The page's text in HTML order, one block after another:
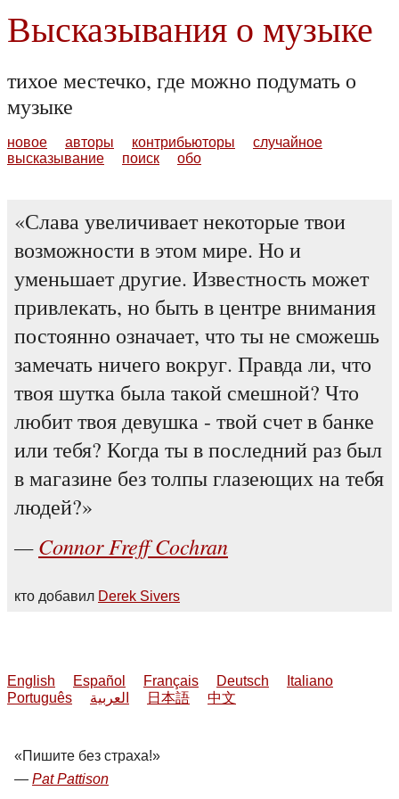
Высказывания о музыке
тихое местечко, где можно подумать о
музыке
новое авторы контрибьюторы
случайное
высказывание
поиск обо
Слава увеличивает некоторые твои
возможности в этом мире. Но и
уменьшает другие. Известность может
привлекать, но быть в центре внимания
постоянно означает, что ты не сможешь
замечать ничего вокруг. Правда ли, что
твоя шутка была такой смешной? Что
любит твоя девушка - твой счет в банке
или тебя? Когда ты в последний раз был
в магазине без толпы глазеющих на тебя
людей?
Connor Freff Cochran
кто добавил Derek Sivers
English Español Français Deutsch
Italiano
Português
العربية 日本語 中文
Пишите без страха!
Pat Pattison